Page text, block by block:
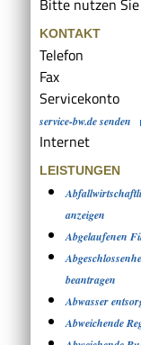
Bitte nutzen
KONTAKT
Telefon
Fax
Servicekonto
service-bw.de senden
Internet
LEISTUNGEN
anzeigen
Abgelaufenen
beantragen
Abwasser
Abweichende